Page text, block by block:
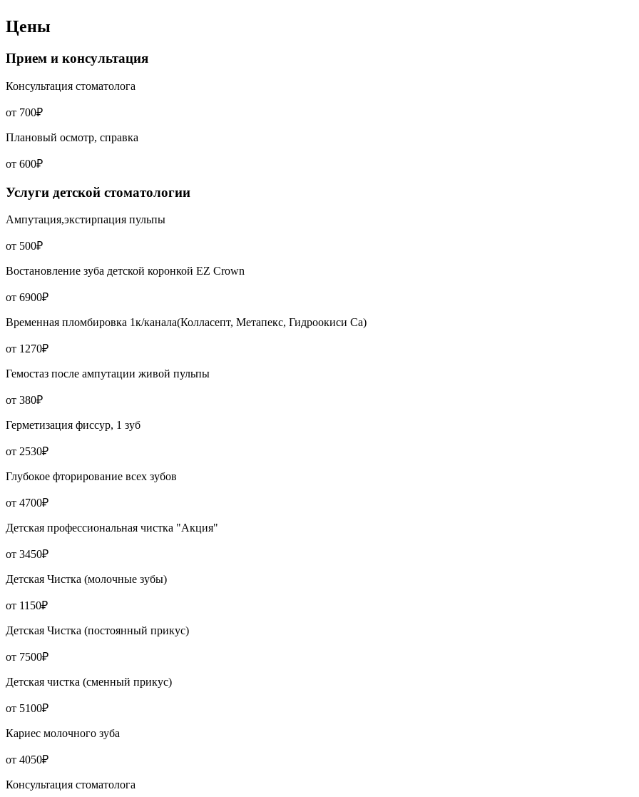
Цены
Прием и консультация
Консультация стоматолога
от 700₽
Плановый осмотр, справка
от 600₽
Услуги детской стоматологии
Ампутация,экстирпация пульпы
от 500₽
Востановление зуба детской коронкой EZ Crown
от 6900₽
Временная пломбировка 1к/канала(Колласепт, Метапекс, Гидроокиси Са)
от 1270₽
Гемостаз после ампутации живой пульпы
от 380₽
Герметизация фиссур, 1 зуб
от 2530₽
Глубокое фторирование всех зубов
от 4700₽
Детская профессиональная чистка "Акция"
от 3450₽
Детская Чистка (молочные зубы)
от 1150₽
Детская Чистка (постоянный прикус)
от 7500₽
Детская чистка (сменный прикус)
от 5100₽
Кариес молочного зуба
от 4050₽
Консультация стоматолога